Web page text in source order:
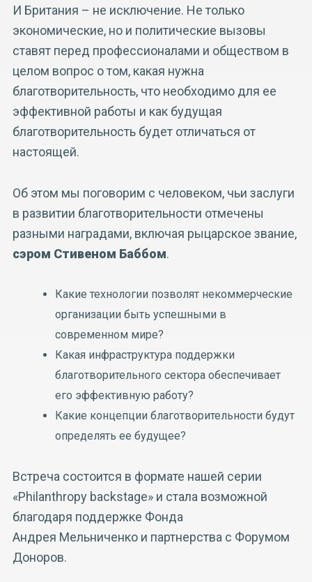
И Британия – не исключение. Не только
экономические, но и политические вызовы
ставят перед профессионалами и обществом в
целом вопрос о том, какая нужна
благотворительность, что необходимо для ее
эффективной работы и как будущая
благотворительность будет отличаться от
настоящей.
Об этом мы поговорим с человеком, чьи заслуги
в развитии благотворительности отмечены
разными наградами, включая рыцарское звание,
сэром Стивеном Баббом.
Какие технологии позволят некоммерческие
организации быть успешными в
современном мире?
Какая инфраструктура поддержки
благотворительного сектора обеспечивает
его эффективную работу?
Какие концепции благотворительности будут
определять ее будущее?
Встреча состоится в формате нашей серии
«Philanthropy backstage» и стала возможной
благодаря поддержке Фонда
Андрея Мельниченко и партнерства с Форумом
Доноров.